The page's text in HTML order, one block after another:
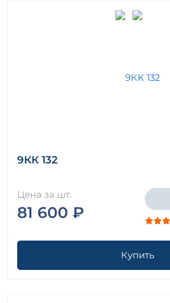
9КК 132
Цена за шт.
81 600 ₽
Купить